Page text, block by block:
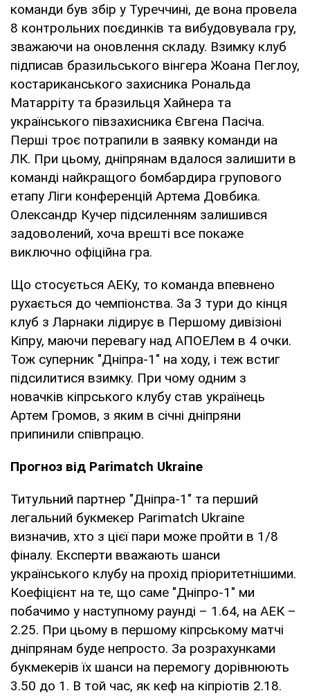
команди був збір у Туреччині, де вона провела
8 контрольних поєдинків та вибудовувала гру,
зважаючи на оновлення складу. Взимку клуб
підписав бразильського вінгера Жоана Пеглоу,
костариканського захисника Рональда
Матарріту та бразильця Хайнера та
українського півзахисника Євгена Пасіча.
Перші троє потрапили в заявку команди на
ЛК. При цьому, дніпрянам вдалося залишити в
команді найкращого бомбардира групового
етапу Ліги конференцій Артема Довбика.
Олександр Кучер підсиленням залишився
задоволений, хоча врешті все покаже
виключно офіційна гра.
Що стосується АЕКу, то команда впевнено
рухається до чемпіонства. За 3 тури до кінця
клуб з Ларнаки лідирує в Першому дивізіоні
Кіпру, маючи перевагу над АПОЕЛем в 4 очки.
Тож суперник "Дніпра-1" на ходу, і теж встиг
підсилитися взимку. При чому одним з
новачків кіпрського клубу став українець
Артем Громов, з яким в січні дніпряни
припинили співпрацю.
Прогноз від Parimatch Ukraine
Титульний партнер "Дніпра-1" та перший
легальний букмекер Parimatch Ukraine
визначив, хто з цієї пари може пройти в 1/8
фіналу. Експерти вважають шанси
українського клубу на прохід пріоритетнішими.
Коефіцієнт на те, що саме "Дніпро-1" ми
побачимо у наступному раунді – 1.64, на АЕК –
2.25. При цьому в першому кіпрському матчі
дніпрянам буде непросто. За розрахунками
букмекерів їх шанси на перемогу дорівнюють
3.50 до 1. В той час, як кеф на кіпріотів 2.18.